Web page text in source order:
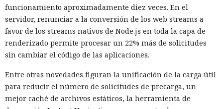
ChatGPT o la extensión para Chrome.
En Zenity subrayan que los ataques descritos se basan en la
sustitución de instrucciones dentro de páginas que parecen
normales, por lo que confiar únicamente en las
necesitan restricciones más estrictas, que no dependan del
criterio del propio modelo, sobre qué acciones y con qué
nivel de acceso puede ejecutar el navegador de forma
Inspecciones que forzarán su
funcionamiento aproximadamente diez veces. En el
servidor, renunciar a la conversión de los web streams a
favor de los streams nativos de Node.js en toda la capa de
renderizado permite procesar un 22% más de solicitudes
sin cambiar el código de las aplicaciones.
Entre otras novedades figuran la unificación de la carga útil
para reducir el número de solicitudes de precarga, un
mejor caché de archivos estáticos, la herramienta de